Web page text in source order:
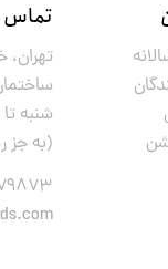
تماس
تهران،
شنبه تا
(به جز